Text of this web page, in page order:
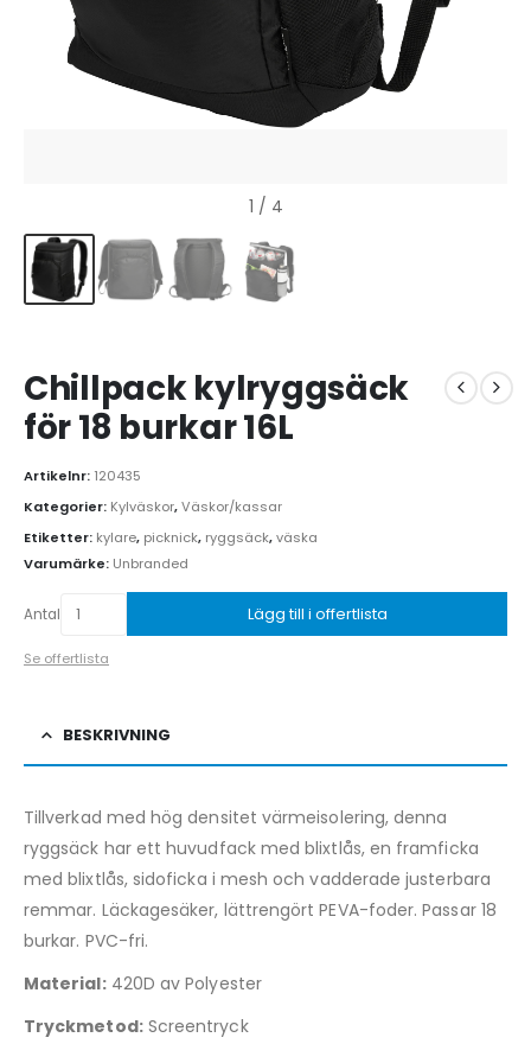
1 / 4
Chillpack kylryggsäck
för 18 burkar 16L
Artikelnr: 120435
Kategorier: Kylväskor,Väskor/kassar
Etiketter: kylare, picknick, ryggsäck,väska
Varumärke: Unbranded
Antal Lägg till i offertlista
Se offertlista
BESKRIVNING
Tillverkad med hög densitet värmeisolering, denna
ryggsäck har ett huvudfack med blixtlås, en framficka
med blixtlås, sidoficka i mesh och vadderade justerbara
remmar. Läckagesäker, lättrengört PEVA-foder. Passar 18
burkar. PVC-fri.
Material:420D av Polyester
Tryckmetod:Screentryck